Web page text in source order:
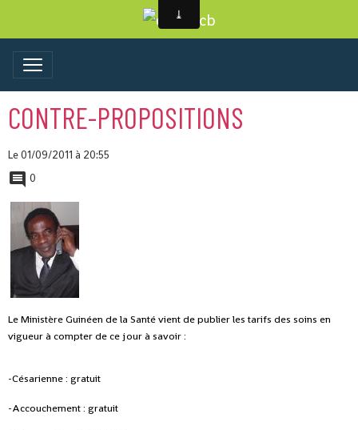
CONTRE-PROPOSITIONS
Le 01/09/2011 à 20:55
0
Le Ministère Guinéen de la Santé vient de publier les tarifs des soins en
vigueur à compter de ce jour à savoir :
-Césarienne : gratuit
-Accouchement : gratuit